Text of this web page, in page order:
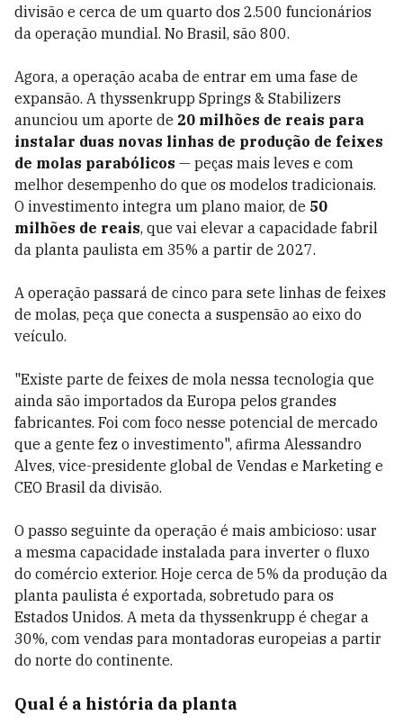
divisão e cerca de um quarto dos 2.500 funcionários
da operação mundial. No Brasil, são 800.
Agora, a operação acaba de entrar em uma fase de
expansão. A thyssenkrupp Springs & Stabilizers
anunciou um aporte de 20 milhões de reais para
instalar duas novas linhas de produção de feixes
de molas parabólicos — peças mais leves e com
melhor desempenho do que os modelos tradicionais.
O investimento integra um plano maior, de 50
milhões de reais, que vai elevar a capacidade fabril
da planta paulista em 35% a partir de 2027.
A operação passará de cinco para sete linhas de feixes
de molas, peça que conecta a suspensão ao eixo do
veículo.
"Existe parte de feixes de mola nessa tecnologia que
ainda são importados da Europa pelos grandes
fabricantes. Foi com foco nesse potencial de mercado
que a gente fez o investimento", afirma Alessandro
Alves, vice-presidente global de Vendas e Marketing e
CEO Brasil da divisão.
O passo seguinte da operação é mais ambicioso: usar
a mesma capacidade instalada para inverter o fluxo
do comércio exterior. Hoje cerca de 5% da produção da
planta paulista é exportada, sobretudo para os
Estados Unidos. A meta da thyssenkrupp é chegar a
30%, com vendas para montadoras europeias a partir
do norte do continente.
Qual é a história da planta